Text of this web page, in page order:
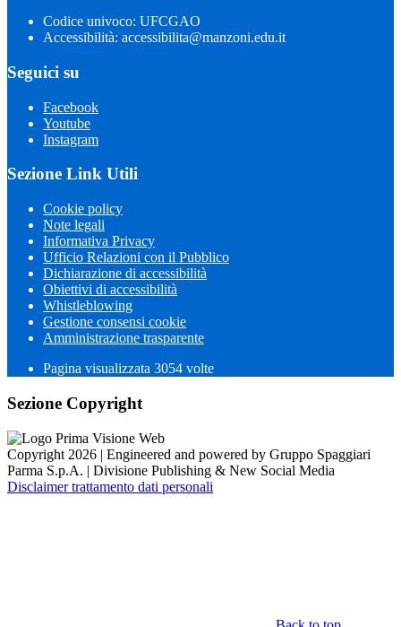
Codice univoco: UFCGAO
Accessibilità: accessibilita@manzoni.edu.it
Seguici su
Facebook
Youtube
Instagram
Sezione Link Utili
Cookie policy
Note legali
Informativa Privacy
Ufficio Relazioni con il Pubblico
Dichiarazione di accessibilità
Obiettivi di accessibilità
Whistleblowing
Gestione consensi cookie
Amministrazione trasparente
Pagina visualizzata 3054 volte
Sezione Copyright
Copyright 2026 | Engineered and powered by Gruppo Spaggiari
Parma S.p.A. | Divisione Publishing & New Social Media
Disclaimer trattamento dati personali